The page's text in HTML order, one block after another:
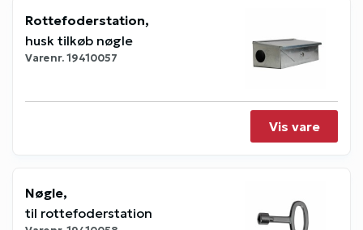
Rottefoderstation,
husk tilkøb nøgle
Varenr.19410057
Vis vare
Nøgle,
til rottefoderstation